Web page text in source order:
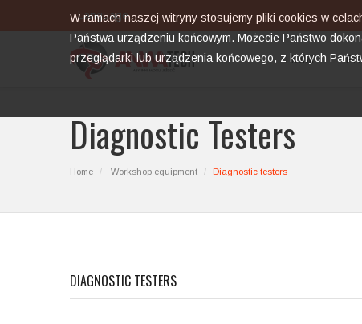
Language
HOME
Diagnostic Testers
Home Workshop equipment Diagnostic testers
DIAGNOSTIC TESTERS
W ramach naszej witryny stosujemy pliki cookies w
Państwa urządzeniu końcowym. Możecie Państwo
przeglądarki lub urządzenia końcowego, z których